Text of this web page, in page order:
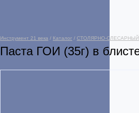
Инструмент 21 века / Каталог / СТОЛЯРНО-
Паста ГОИ (35г) в